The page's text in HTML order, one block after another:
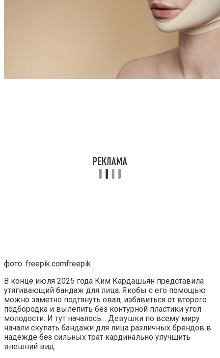
фото: freepik.comfreepik
В конце июля 2025 года Ким Кардашьян представила
утягивающий бандаж для лица. Якобы с его помощью
можно заметно подтянуть овал, избавиться от второго
подбородка и вылепить без контурной пластики угол
молодости. И тут началось… Девушки по всему миру
начали скупать бандажи для лица различных брендов в
надежде без сильных трат кардинально улучшить
внешний вид.